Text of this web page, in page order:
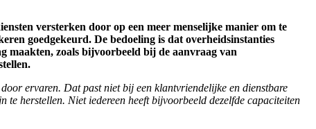
versterken door op een meer menselijke manier om te
goedgekeurd. De bedoeling is dat overheidsinstanties
maakten, zoals bijvoorbeeld bij de aanvraag van
ervaren. Dat past niet bij een klantvriendelijke en dienstbare
herstellen. Niet iedereen heeft bijvoorbeeld dezelfde capaciteiten